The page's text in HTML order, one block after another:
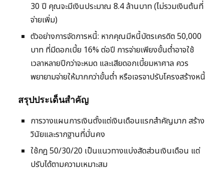
30 ปี คุณจะมีเงินประมาณ 8.4 ล้านบาท (ไม่รวมเงินต้นที่
จ่ายเพิ่ม)
ตัวอย่างการจัดการหนี้: หากคุณมีหนี้บัตรเครดิต 50,000
บาท ที่มีดอกเบี้ย 16% ต่อปี การจ่ายเพียงขั้นต่ำอาจใช้
เวลาหลายปีกว่าจะหมด และเสียดอกเบี้ยมหาศาล ควร
พยายามจ่ายให้มากกว่าขั้นต่ำ หรือเจรจาปรับโครงสร้างหนี้
สรุปประเด็นสำคัญ
การวางแผนการเงินตั้งแต่เงินเดือนแรกสำคัญมาก สร้าง
วินัยและรากฐานที่มั่นคง
ใช้กฎ 50/30/20 เป็นแนวทางแบ่งสัดส่วนเงินเดือน แต่
ปรับได้ตามความเหมาะสม